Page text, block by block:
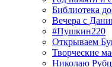
Библиотека
Вечера с
#Пушкин220
Открываем
Творческие
Николаю